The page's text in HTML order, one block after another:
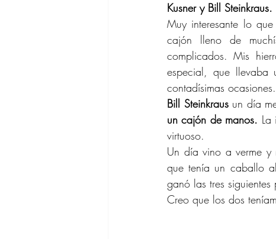
Kusner y Bill Steinkraus.
Muy interesante lo
cajón lleno de
complicados. Mis
especial, que
contadísimas ocasiones.
Bill Steinkraus un día
un cajón de manos.
virtuoso.
Un día vino a verme
que tenía un caballo
ganó las tres
Creo que los dos